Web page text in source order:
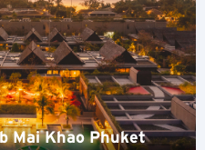
Mai Khao Phuket